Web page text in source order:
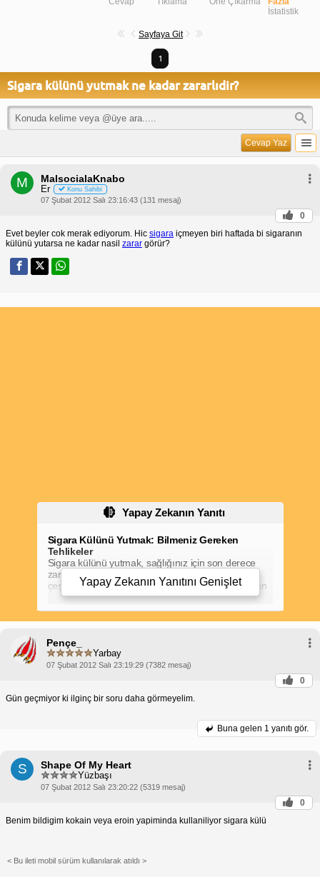
İstatistik
Sayfaya Git
1
Sigara külünü yutmak ne kadar zararlıdir?
Cevap Yaz
M MalsocialaKnabo
Er Konu Sahibi
07 Şubat 2012 Salı 23:16:43 (131 mesaj)
0
Evet beyler cok merak ediyorum. Hic sigara içmeyen biri haftada bi sigaranın
külünü yutarsa ne kadar nasil zarar görür?
Yapay Zekanın Yanıtı
Sigara Külünü Yutmak: Bilmeniz Gereken
Tehlikeler
Sigara külünü yutmak, sağlığınız için son derece
zararlı bir alışkanlıktır. Sigara külü, vücudunuzun
çeşitli bölümlerine zarar verebilecek, nikotin, katran
ve diğer toksik maddeler içerir.
Sigara Külü Yemek Zararlı mıdır?
Evet, sigara külü yemek çok zararlıdır. Nikotin, kalp
bağımlılığa neden olabilir. Katran, akciğerlerinizde
birikebilir ve kanser, amfizem ve bronşit gibi
solunum sorunlarına yol açabilir. Küldeki diğer
Sigara Külü Yemenin ZararlarıHastalıkları:
akciğerlerde birikebilir ve kanser, amfizem ve
kanser yapıcıdır ve akciğer kanseri, ağız kanseri
ve diğer kanser türlerinin gelişimine neden olabilir.
Kalp Hastalığı:Nikotin kalp atış hızınızı ve kan
basıncınızı artırabilir ve kalp krizi ve felç riskini
bulantısı, kusma, ishal ve baş ağrısına neden
mümkündür.
Yapay Zekanın Yanıtını Genişlet
Pençe_
Yarbay
07 Şubat 2012 Salı 23:19:29 (7382 mesaj)
0
Gün geçmiyor ki ilginç bir soru daha görmeyelim.
Buna gelen 1 yanıtı gör.
S Shape Of My Heart
Yüzbaşı
07 Şubat 2012 Salı 23:20:22 (5319 mesaj)
0
Benim bildigim kokain veya eroin yapiminda kullaniliyor sigara külü
< Bu ileti mobil sürüm kullanılarak atıldı >